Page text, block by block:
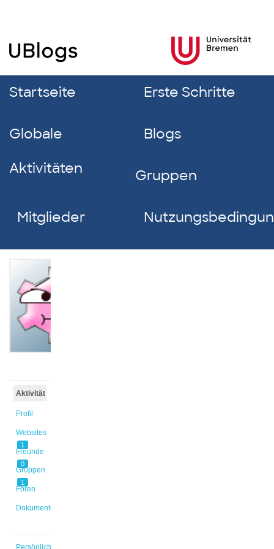
Startseite Erste Schritte
Globale
Aktivitäten
Blogs
Gruppen
Mitglieder
Aktivität
Profil
Websites
1
Freunde
0
Gruppen
1
Foren
Dokumente
Persönlich